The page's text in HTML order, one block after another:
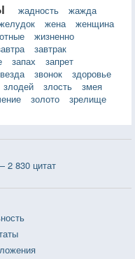
жадность
жажда
жена
женщина
жизненно
завтрак
запах
запрет
звонок
здоровье
злодей злость
змея
золото
зрелище
830 цитат